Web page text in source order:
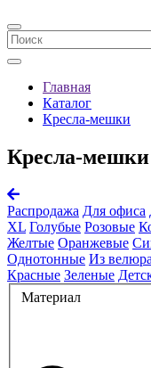
Главная
Каталог
Кресла-мешки
Кресла-
Распродажа Для офиса
XL Голубые Розовые
Желтые Оранжевые
Однотонные Из велюра
Красные Зеленые
Материал